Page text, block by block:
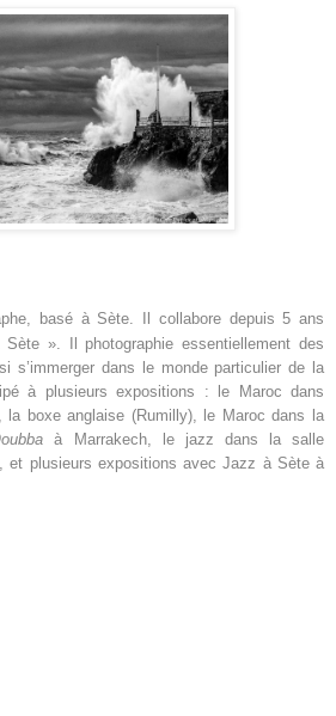
basé à Sète. Il collabore depuis 5 ans
». Il photographie essentiellement des
s’immerger dans le monde particulier de la
à plusieurs expositions : le Maroc dans
la boxe anglaise (Rumilly), le Maroc dans la
à Marrakech, le jazz dans la salle
et plusieurs expositions avec Jazz à Sète à